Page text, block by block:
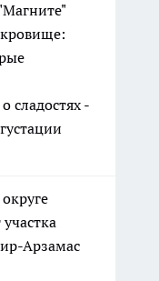
сладостях -
Арзамас